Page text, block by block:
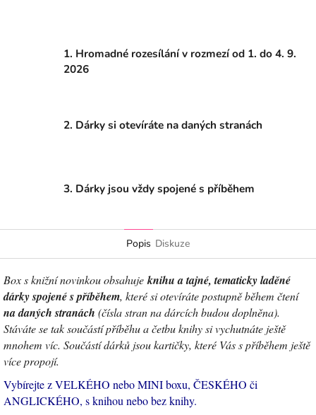
1. Hromadné rozesílání v rozmezí od 1. do 4. 9.
2026
2. Dárky si otevíráte na daných stranách
3. Dárky jsou vždy spojené s příběhem
Popis Diskuze
Box s knižní novinkou obsahuje knihu a tajné, tematicky laděné
dárky spojené s příběhem, které si otevíráte postupně během čtení
na daných stranách (čísla stran na dárcích budou doplněna).
Stáváte se tak součástí příběhu a četbu knihy si vychutnáte ještě
mnohem víc. Součástí dárků jsou kartičky, které Vás s příběhem ještě
více propojí.
Vybírejte z VELKÉHO nebo MINI boxu, ČESKÉHO či
ANGLICKÉHO, s knihou nebo bez knihy.